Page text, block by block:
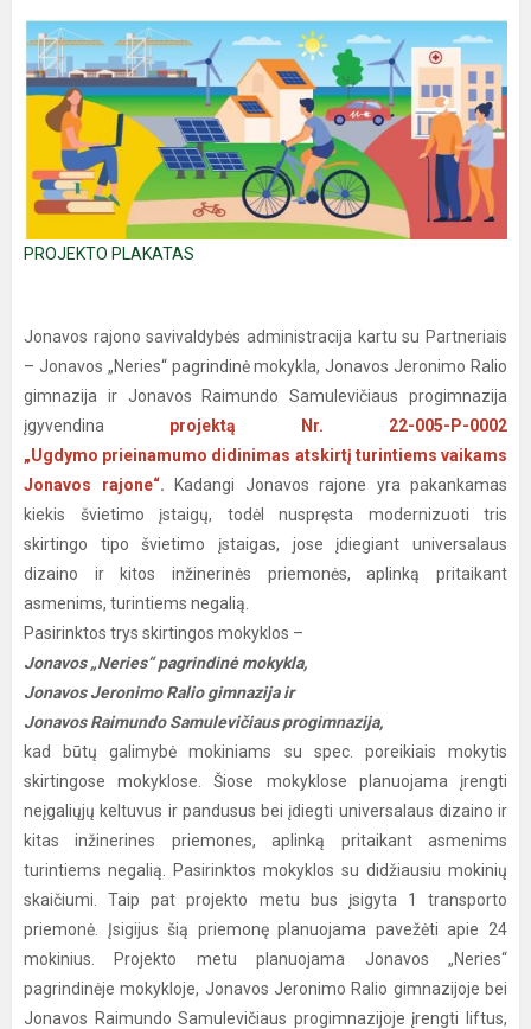
PROJEKTO PLAKATAS
Jonavos rajono savivaldybės administracija kartu su Partneriais
– Jonavos „Neries“ pagrindinė mokykla, Jonavos Jeronimo Ralio
gimnazija ir Jonavos Raimundo Samulevičiaus progimnazija
įgyvendina projektą Nr. 22-005-P-0002
„Ugdymo prieinamumo didinimas atskirtį turintiems vaikams
Jonavos rajone“. Kadangi Jonavos rajone yra pakankamas
kiekis švietimo įstaigų, todėl nuspręsta modernizuoti tris
skirtingo tipo švietimo įstaigas, jose įdiegiant universalaus
dizaino ir kitos inžinerinės priemonės, aplinką pritaikant
asmenims, turintiems negalią.
Pasirinktos trys skirtingos mokyklos –
Jonavos „Neries“ pagrindinė mokykla,
Jonavos Jeronimo Ralio gimnazija ir
Jonavos Raimundo Samulevičiaus progimnazija,
kad būtų galimybė mokiniams su spec. poreikiais mokytis
skirtingose mokyklose. Šiose mokyklose planuojama įrengti
neįgaliųjų keltuvus ir pandusus bei įdiegti universalaus dizaino ir
kitas inžinerines priemones, aplinką pritaikant asmenims
turintiems negalią. Pasirinktos mokyklos su didžiausiu mokinių
skaičiumi. Taip pat projekto metu bus įsigyta 1 transporto
priemonė. Įsigijus šią priemonę planuojama pavežėti apie 24
mokinius. Projekto metu planuojama Jonavos „Neries“
pagrindinėje mokykloje, Jonavos Jeronimo Ralio gimnazijoje bei
Jonavos Raimundo Samulevičiaus progimnazijoje įrengti liftus,